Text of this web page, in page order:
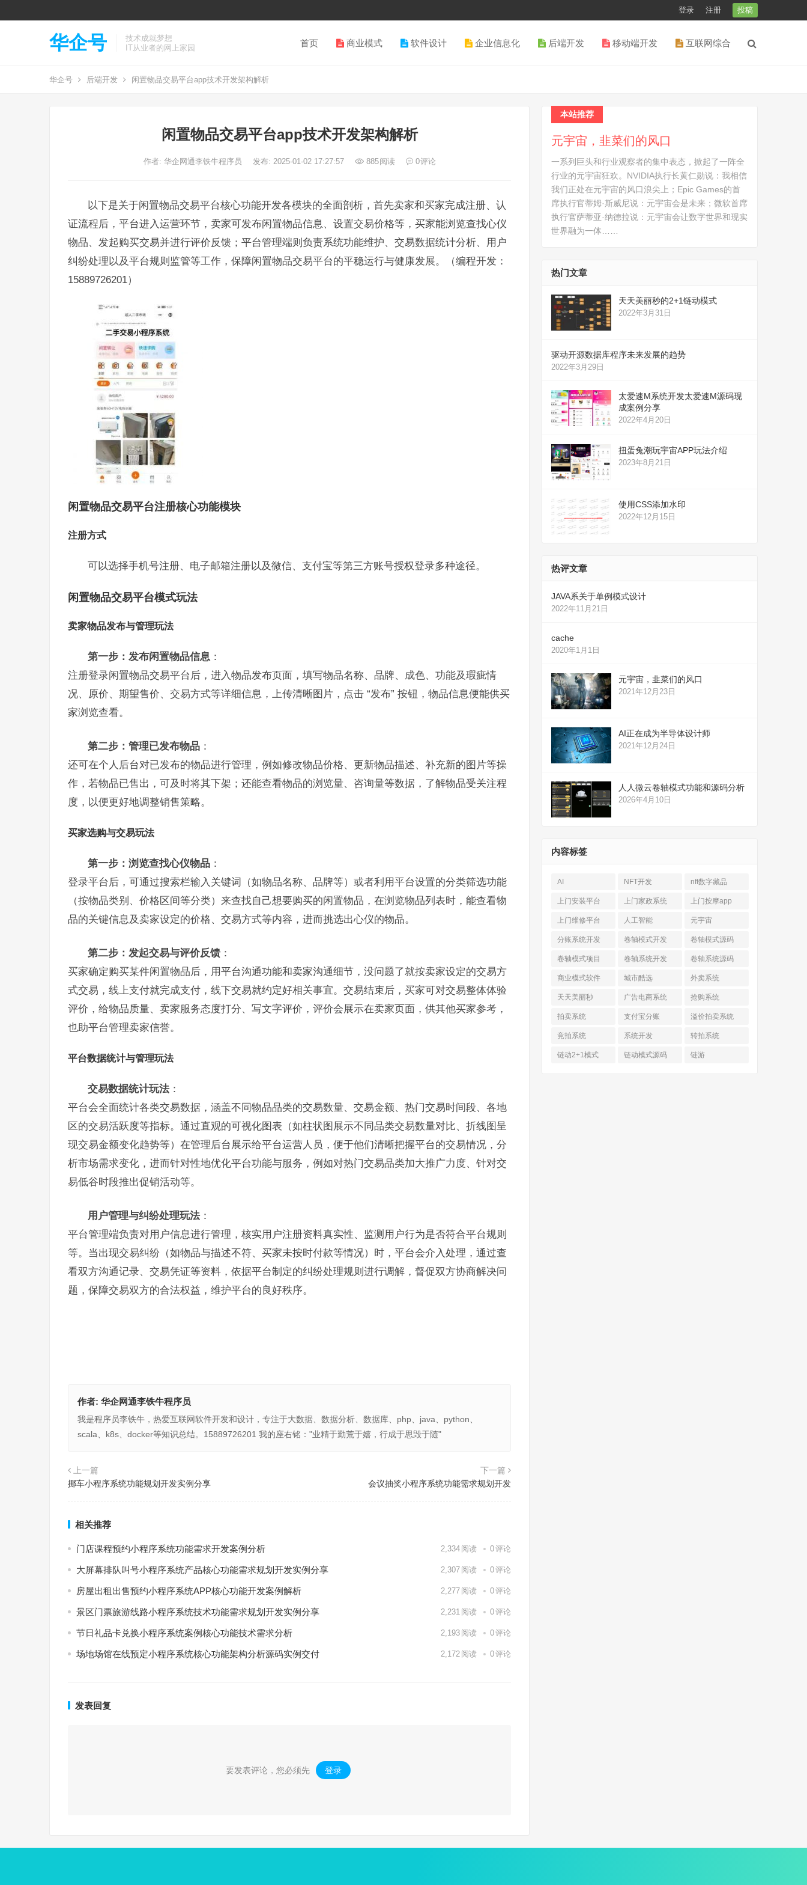
登录 注册 投稿
华企号
技术成就梦想
IT从业者的网上家园
首页 商业模式 软件设计 企业信息化 后端开发 移动端开发 互联网综合
华企号 后端开发 闲置物品交易平台app技术开发架构解析
闲置物品交易平台app技术开发架构解析
作者: 华企网通李铁牛程序员 发布: 2025-01-02 17:27:57 885阅读 0评论
以下是关于闲置物品交易平台核心功能开发各模块的全面剖析，首先卖家和买家完成注册、认
证流程后，平台进入运营环节，卖家可发布闲置物品信息、设置交易价格等，买家能浏览查找心仪
物品、发起购买交易并进行评价反馈；平台管理端则负责系统功能维护、交易数据统计分析、用户
纠纷处理以及平台规则监管等工作，保障闲置物品交易平台的平稳运行与健康发展。（编程开发：
15889726201）
闲置物品交易平台注册核心功能模块
注册方式
可以选择手机号注册、电子邮箱注册以及微信、支付宝等第三方账号授权登录多种途径。
闲置物品交易平台模式玩法
卖家物品发布与管理玩法
第一步：发布闲置物品信息 ：
注册登录闲置物品交易平台后，进入物品发布页面，填写物品名称、品牌、成色、功能及瑕疵情
况、原价、期望售价、交易方式等详细信息，上传清晰图片，点击 “发布” 按钮，物品信息便能供买
家浏览查看。
第二步：管理已发布物品 ：
还可在个人后台对已发布的物品进行管理，例如修改物品价格、更新物品描述、补充新的图片等操
作，若物品已售出，可及时将其下架；还能查看物品的浏览量、咨询量等数据，了解物品受关注程
度，以便更好地调整销售策略。
买家选购与交易玩法
第一步：浏览查找心仪物品 ：
登录平台后，可通过搜索栏输入关键词（如物品名称、品牌等）或者利用平台设置的分类筛选功能
（按物品类别、价格区间等分类）来查找自己想要购买的闲置物品，在浏览物品列表时，能查看物
品的关键信息及卖家设定的价格、交易方式等内容，进而挑选出心仪的物品。
第二步：发起交易与评价反馈：
买家确定购买某件闲置物品后，用平台沟通功能和卖家沟通细节，没问题了就按卖家设定的交易方
式交易，线上支付就完成支付，线下交易就约定好相关事宜。交易结束后，买家可对交易整体体验
评价，给物品质量、卖家服务态度打分、写文字评价，评价会展示在卖家页面，供其他买家参考，
也助平台管理卖家信誉。
平台数据统计与管理玩法
交易数据统计玩法 ：
平台会全面统计各类交易数据，涵盖不同物品品类的交易数量、交易金额、热门交易时间段、各地
区的交易活跃度等指标。通过直观的可视化图表（如柱状图展示不同品类交易数量对比、折线图呈
现交易金额变化趋势等）在管理后台展示给平台运营人员，便于他们清晰把握平台的交易情况，分
析市场需求变化，进而针对性地优化平台功能与服务，例如对热门交易品类加大推广力度、针对交
易低谷时段推出促销活动等。
用户管理与纠纷处理玩法 ：
平台管理端负责对用户信息进行管理，核实用户注册资料真实性、监测用户行为是否符合平台规则
等。当出现交易纠纷（如物品与描述不符、买家未按时付款等情况）时，平台会介入处理，通过查
看双方沟通记录、交易凭证等资料，依据平台制定的纠纷处理规则进行调解，督促双方协商解决问
题，保障交易双方的合法权益，维护平台的良好秩序。
作者: 华企网通李铁牛程序员
我是程序员李铁牛，热爱互联网软件开发和设计，专注于大数据、数据分析、数据库、php、java、python、
scala、k8s、docker等知识总结。15889726201 我的座右铭："业精于勤荒于嬉，行成于思毁于随"
上一篇
挪⻋小程序系统功能规划开发实例分享
下一篇
会议抽奖小程序系统功能需求规划开发
相关推荐
门店课程预约小程序系统功能需求开发案例分析 2,334 阅读 0评论
大屏幕排队叫号小程序系统产品核心功能需求规划开发实例分享 2,307 阅读 0评论
房屋出租出售预约小程序系统APP核心功能开发案例解析 2,277 阅读 0评论
景区门票旅游线路小程序系统技术功能需求规划开发实例分享 2,231 阅读 0评论
节日礼品卡兑换小程序系统案例核心功能技术需求分析 2,193 阅读 0评论
场地场馆在线预定小程序系统核心功能架构分析源码实例交付 2,172 阅读 0评论
发表回复
要发表评论，您必须先 登录 。
本站推荐
元宇宙，韭菜们的风口
一系列巨头和行业观察者的集中表态，掀起了一阵全
行业的元宇宙狂欢。NVIDIA执行长黄仁勋说：我相信
我们正处在元宇宙的风口浪尖上；Epic Games的首
席执行官蒂姆·斯威尼说：元宇宙会是未来；微软首席
执行官萨蒂亚·纳德拉说：元宇宙会让数字世界和现实
世界融为一体……
热门文章
天天美丽秒的2+1链动模式
2022年3月31日
驱动开源数据库程序未来发展的趋势
2022年3月29日
太爱速M系统开发太爱速M源码现
成案例分享
2022年4月20日
扭蛋兔潮玩宇宙APP玩法介绍
2023年8月21日
使用CSS添加水印
2022年12月15日
热评文章
JAVA系关于单例模式设计
2022年11月21日
cache
2020年1月1日
元宇宙，韭菜们的风口
2021年12月23日
AI正在成为半导体设计师
2021年12月24日
人人微云卷轴模式功能和源码分析
2026年4月10日
内容标签
AI NFT开发 nft数字藏品
上门安装平台 上门家政系统 上门按摩app
上门维修平台 人工智能 元宇宙
分账系统开发 卷轴模式开发 卷轴模式源码
卷轴模式项目 卷轴系统开发 卷轴系统源码
商业模式软件 城市酷选 外卖系统
天天美丽秒 广告电商系统 抢购系统
拍卖系统 支付宝分账 溢价拍卖系统
竞拍系统 系统开发 转拍系统
链动2+1模式 链动模式源码 链游